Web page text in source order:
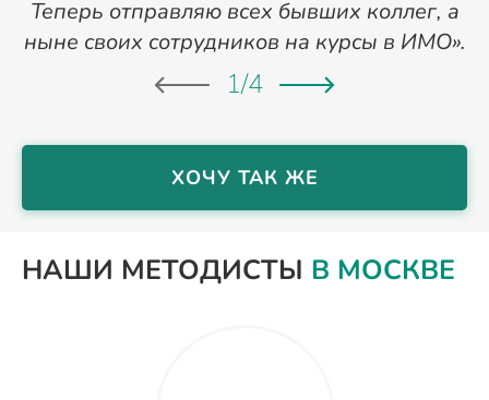
Теперь отправляю всех бывших коллег, а
ныне своих сотрудников на курсы в ИМО».
1/4
ХОЧУ ТАК ЖЕ
НАШИ МЕТОДИСТЫ В МОСКВЕ